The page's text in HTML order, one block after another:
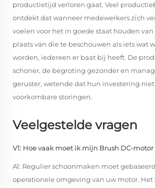
productietijd verloren gaat. Veel
ontdekt dat wanneer medewerkers zich
voelen voor het in goede staat houden
plaats van die te beschouwen als iets wat
worden, iedereen er baat bij heeft. De
schoner, de begroting gezonder en
geruster, wetende dat hun investering
voorkombare storingen.
Veelgestelde vragen
V1: Hoe vaak moet ik mijn Brush DC-
A1: Regulier schoonmaken moet
operationele omgeving van uw motor. Het